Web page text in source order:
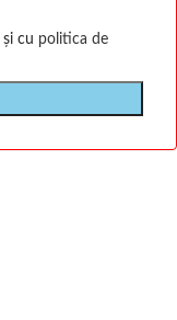
și cu politica de